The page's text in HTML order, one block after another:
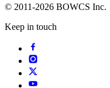
© 2011-2026 BOWCS Inc.
Keep in touch